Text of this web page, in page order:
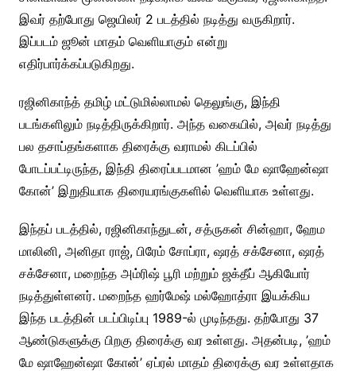
இவர் தற்போது ஜெயிலர் 2 படத்தில் நடித்து வருகிறார்.
இப்படம் ஜூன் மாதம் வெளியாகும் என்று
எதிர்பார்க்கப்படுகிறது.
ரஜினிகாந்த் தமிழ் மட்டுமில்லாமல் தெலுங்கு, இந்தி
படங்களிலும் நடித்திருக்கிறார். அந்த வகையில், அவர் நடித்து
பல தசாப்தங்களாக திரைக்கு வராமல் கிடப்பில்
போடப்பட்டிருந்த, இந்தி திரைப்படமான ’ஹம் மே ஷாஹேன்ஷா
கோன்’ இறுதியாக திரையரங்குகளில் வெளியாக உள்ளது.
இந்தப் படத்தில், ரஜினிகாந்துடன், சத்ருகன் சின்ஹா, ஹேம
மாலினி, அனிதா ராஜ், பிரேம் சோப்ரா, ஷரத் சக்சேனா, ஷரத்
சக்சேனா, மறைந்த அம்ரிஷ் பூரி மற்றும் ஜக்தீப் ஆகியோர்
நடித்துள்ளனர். மறைந்த ஹர்மேஷ் மல்ஹோத்ரா இயக்கிய
இந்த படத்தின் படப்பிடிப்பு 1989-ல் முடிந்தது. தற்போது 37
ஆண்டுகளுக்கு பிறகு திரைக்கு வர உள்ளது. அதன்படி, ’ஹம்
மே ஷாஹேன்ஷா கோன்’ ஏப்ரல் மாதம் திரைக்கு வர உள்ளதாக